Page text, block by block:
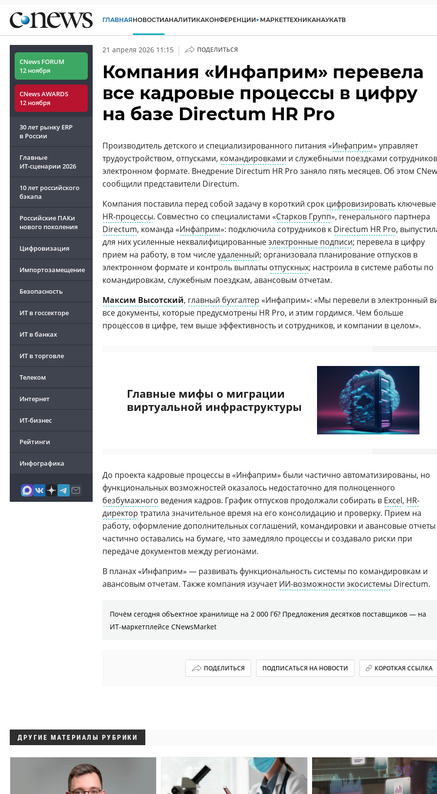
ГЛАВНАЯНОВОСТИАНАЛИТИКАКОНФЕРЕНЦИИ МАРКЕТТЕХНИКАНАУКАТВ
CNews FORUM
12 ноября
CNews AWARDS
12 ноября
30 лет рынку ERP
в России
Главные
ИТ-сценарии 2026
10 лет российского
бэкапа
Российские ПАКи
нового поколения
Цифровизация
Импортозамещение
Безопасность
ИТ в госсекторе
ИТ в банках
ИТ в торговле
Телеком
Интернет
ИТ-бизнес
Рейтинги
Инфографика
21 апреля 2026 11:15 | ПОДЕЛИТЬСЯ
Компания «Инфаприм» перевела
все кадровые процессы в цифру
на базе Directum HR Pro
Производитель детского и специализированного питания «Инфаприм» управляет
трудоустройством, отпусками, командировками и служебными поездками
электронном формате. Внедрение Directum HR Pro заняло пять месяцев. Об этом
сообщили представители Directum.
Компания поставила перед собой задачу в короткий срок цифровизировать ключевые
HR-процессы. Совместно со специалистами «Старков Групп», генерального партнера
Directum, команда «Инфаприм»: подключила сотрудников к Directum HR Pro,
для них усиленные неквалифицированныеэлектронные подписи; перевела в цифру
прием на работу, в том числеудаленный; организовала планирование отпусков в
электронном формате и контроль выплаты отпускных; настроила в системе работы по
командировкам, служебным поездкам, авансовым отчетам.
Максим Высотский, главный бухгалтер «Инфаприм»: «Мы перевели в электронный
все документы, которые предусмотрены HR Pro, и этим гордимся. Чем больше
процессов в цифре, тем выше эффективность и сотрудников, и компании в целом».
Главные мифы о миграции
виртуальной инфраструктуры
До проекта кадровые процессы в «Инфаприм» были частично автоматизированы, но
функциональных возможностей оказалось недостаточно для полноценного
безбумажного ведения кадров. График отпусков продолжали собирать в Excel, HR-
директор тратила значительное время на его консолидацию и проверку. Прием на
работу, оформление дополнительных соглашений, командировки и авансовые отчеты
частично оставались на бумаге, что замедляло процессы и создавало риски при
передаче документов между регионами.
В планах «Инфаприм» — развивать функциональность системы по командировкам и
авансовым отчетам. Также компания изучаетИИ-возможности экосистемы Directum.
Почём сегодня объектное хранилище на 2 000 Гб? Предложения десятков поставщиков ― на
ИТ-маркетплейсе CNewsMarket
ПОДЕЛИТЬСЯ ПОДПИСАТЬСЯ НА НОВОСТИ КОРОТКАЯ ССЫЛКА
ДРУГИЕ МАТЕРИАЛЫ РУБРИКИ